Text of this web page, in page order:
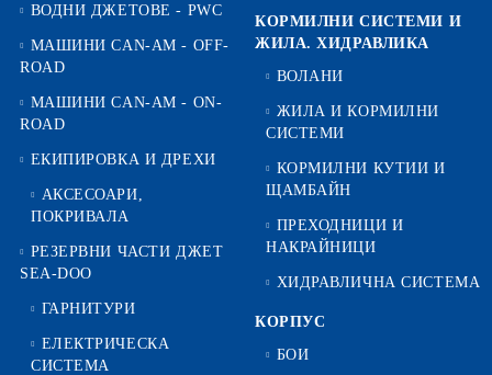
ВОДНИ ДЖЕТОВЕ - PWC
МАШИНИ CAN-AM - OFF-
ROAD
МАШИНИ CAN-AM - ON-
ROAD
ЕКИПИРОВКА И ДРЕХИ
АКСЕСОАРИ,
ПОКРИВАЛА
РЕЗЕРВНИ ЧАСТИ ДЖЕТ
SEA-DOO
ГАРНИТУРИ
ЕЛЕКТРИЧЕСКА
СИСТЕМА
КОРМИЛНИ СИСТЕМИ И
ЖИЛА. ХИДРАВЛИКА
ВОЛАНИ
ЖИЛА И КОРМИЛНИ
СИСТЕМИ
КОРМИЛНИ КУТИИ И
ЩАМБАЙН
ПРЕХОДНИЦИ И
НАКРАЙНИЦИ
ХИДРАВЛИЧНА СИСТЕМА
КОРПУС
БОИ